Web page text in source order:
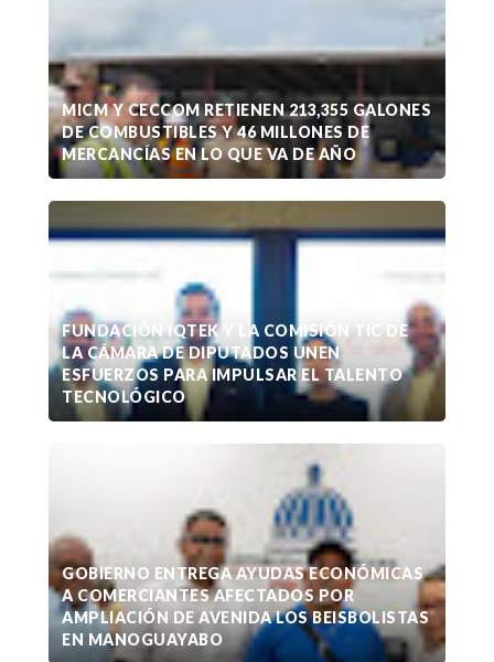
MICM Y CECCOM RETIENEN 213,355 GALONES
DE COMBUSTIBLES Y 46 MILLONES DE
MERCANCÍAS EN LO QUE VA DE AÑO
FUNDACIÓN IQTEK Y LA COMISIÓN TIC DE
LA CÁMARA DE DIPUTADOS UNEN
ESFUERZOS PARA IMPULSAR EL TALENTO
TECNOLÓGICO
GOBIERNO ENTREGA AYUDAS ECONÓMICAS
A COMERCIANTES AFECTADOS POR
AMPLIACIÓN DE AVENIDA LOS BEISBOLISTAS
EN MANOGUAYABO